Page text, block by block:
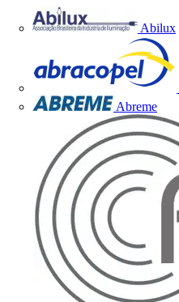
Abilux
Abreme